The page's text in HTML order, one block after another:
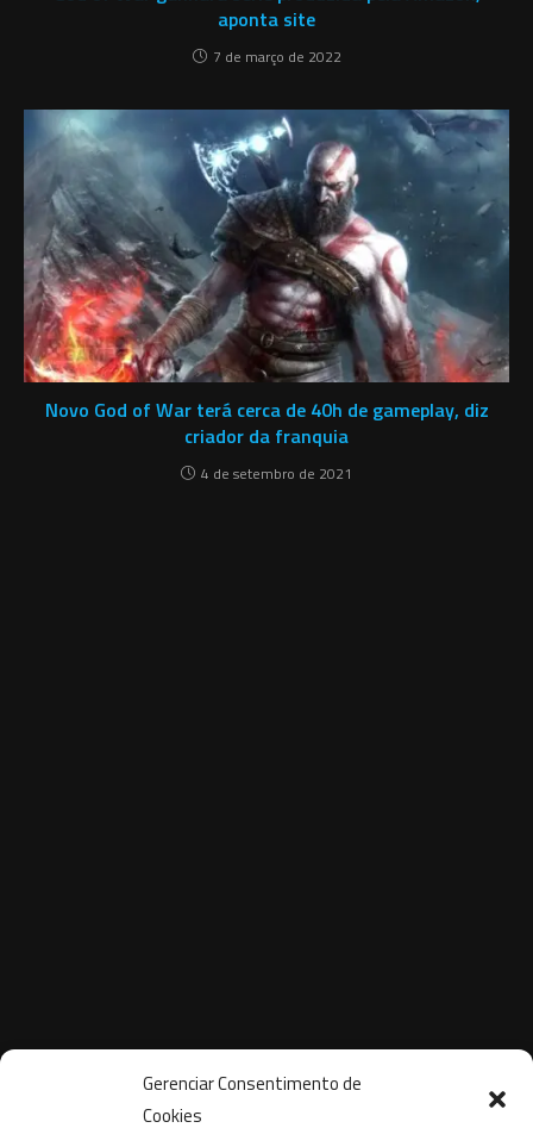
Gerenciar Consentimento de
Cookies
God of War ganhará série produzida pela Amazon,
aponta site
7 de março de 2022